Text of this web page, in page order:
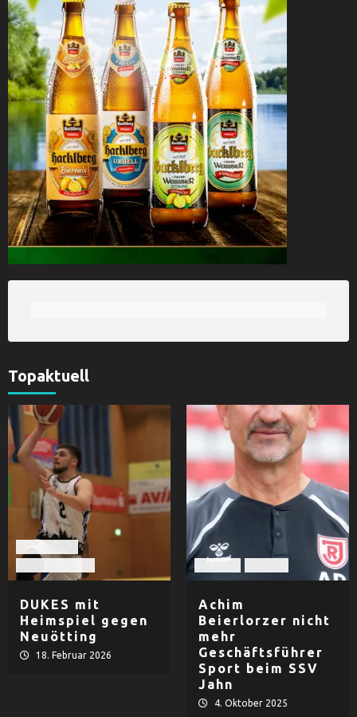
Topaktuell
DUKES mit
Heimspiel gegen
Neuötting
18. Februar 2026
Achim
Beierlorzer nicht
mehr
Geschäftsführer
Sport beim SSV
Jahn
4. Oktober 2025